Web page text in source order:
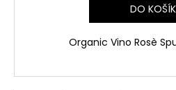
DO
Organic Vino Rosè